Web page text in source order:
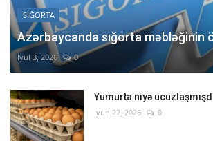
SIĞORTA
Azərbaycanda sığorta məbləğinin
İyul 3, 2026 0
Yumurta niyə
İyun 22, 2026 0